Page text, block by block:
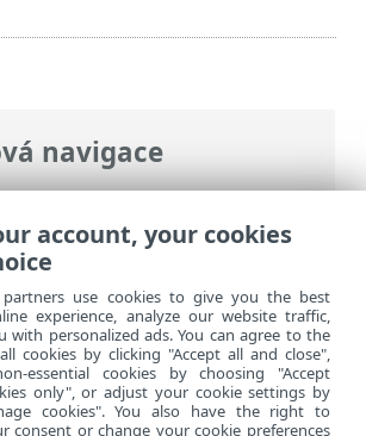
navigace
nápověda>ESET Mobile
s ESET Mobile Security >
account, your cookies
use cookies to give you the best
experience, analyze our website traffic,
with personalized ads. You can agree to the
cookies by clicking "Accept all and close",
essential cookies by choosing "Accept
only", or adjust your cookie settings by
cookies". You also have the right to
consent or change your cookie preferences